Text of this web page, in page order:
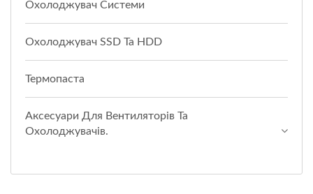
Охолоджувач Системи
Охолоджувач SSD Та HDD
Термопаста
Аксесуари Для Вентиляторів Та
Охолоджувачів.